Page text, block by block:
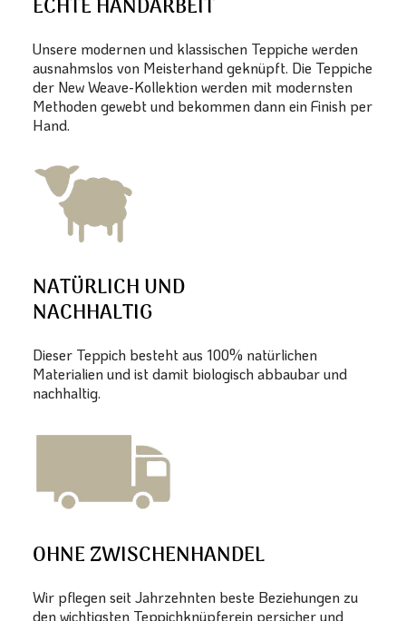
ECHTE HANDARBEIT
Unsere modernen und klassischen Teppiche werden
ausnahmslos von Meisterhand geknüpft. Die Teppiche
der New Weave-Kollektion werden mit modernsten
Methoden gewebt und bekommen dann ein Finish per
Hand.
NATÜRLICH UND
NACHHALTIG
Dieser Teppich besteht aus 100% natürlichen
Materialien und ist damit biologisch abbaubar und
nachhaltig.
OHNE ZWISCHENHANDEL
Wir pflegen seit Jahrzehnten beste Beziehungen zu
den wichtigsten Teppichknüpferein persicher und